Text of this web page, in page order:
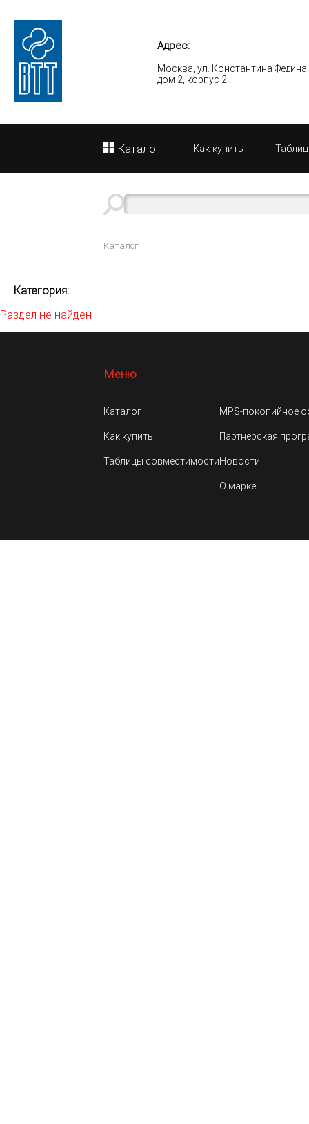
Адрес:
Москва, ул. Константина Федина,
дом 2, корпус 2.
Каталог Как купить
Каталог
Категория:
Раздел не найден
Меню
Каталог
Как купить
Таблицы совместимости
MPS-покопийное
Партнёрская
Новости
О марке